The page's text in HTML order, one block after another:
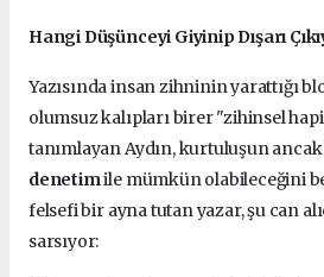
Hangi Düşünceyi Giyinip Dışarı
Yazısında insan zihninin yarattığı
olumsuz kalıpları birer "zihinsel
tanımlayan Aydın, kurtuluşun ancak
denetimile mümkün olabileceğini
felsefi bir ayna tutan yazar, şu can
sarsıyor: